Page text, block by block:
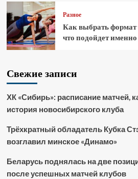
Разное
Как выбрать формат
что подойдет
Свежие записи
ХК «Сибирь»: расписание матчей,
история новосибирского клуба
Трёхкратный обладатель Кубка
возглавил минское «Динамо»
Беларусь поднялась на две
после успешных матчей клубов